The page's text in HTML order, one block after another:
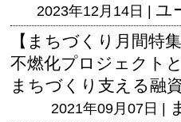
2023年12月14日 | ユ
【まちづくり月間特
不燃化プロジェクト
まちづくり支える融
2021年09月07日 |